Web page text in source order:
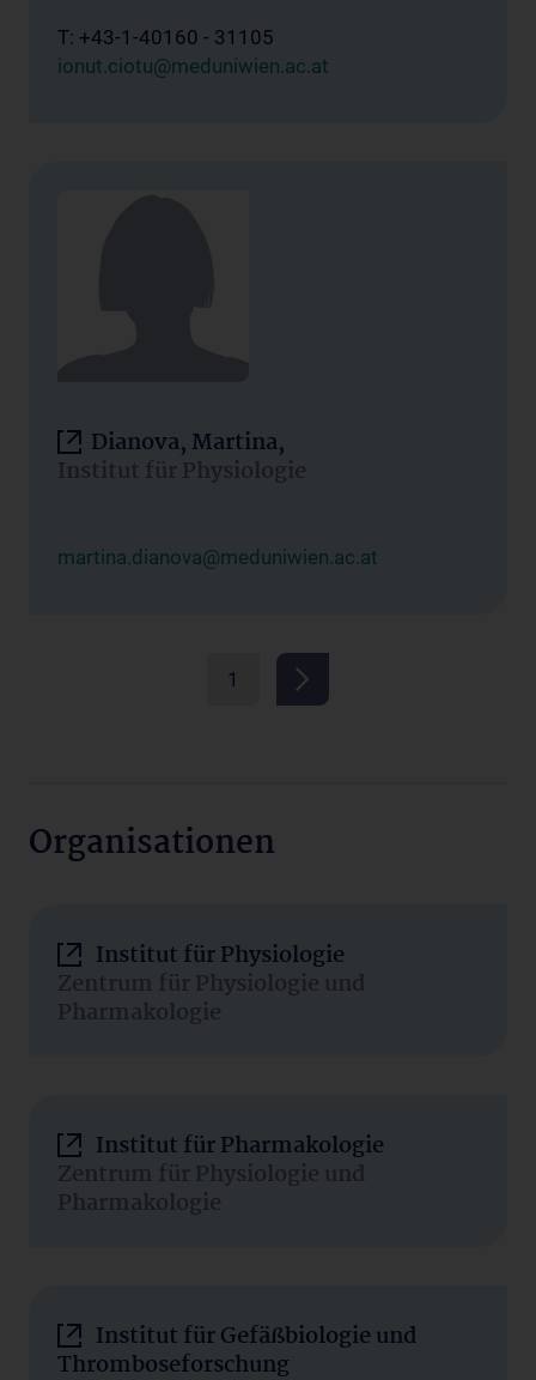
T: +43-1-40160 - 31105
ionut.ciotu@meduniwien.ac.at
Dianova, Martina,
Institut für Physiologie
martina.dianova@meduniwien.ac.at
1
Organisationen
Institut für Physiologie
Zentrum für Physiologie und
Pharmakologie
Institut für Pharmakologie
Zentrum für Physiologie und
Pharmakologie
Institut für Gefäßbiologie und
Thromboseforschung